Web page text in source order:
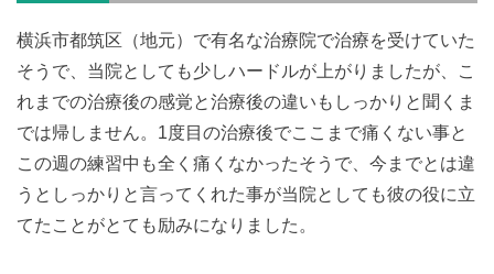
横浜市都筑区（地元）で有名な治療院で治療を受けていた
そうで、当院としても少しハードルが上がりましたが、こ
れまでの治療後の感覚と治療後の違いもしっかりと聞くま
では帰しません。1度目の治療後でここまで痛くない事と
この週の練習中も全く痛くなかったそうで、今までとは違
うとしっかりと言ってくれた事が当院としても彼の役に立
てたことがとても励みになりました。